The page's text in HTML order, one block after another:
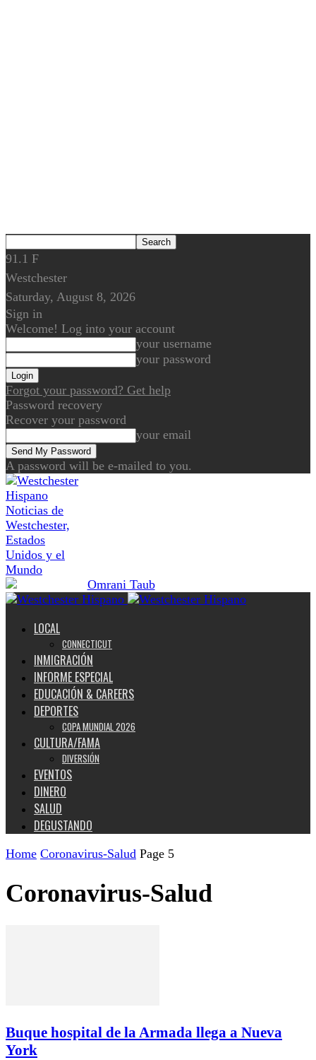
91.1 F
Westchester
Saturday, August 8, 2026
Sign in
Welcome! Log into your account
your username
your password
Forgot your password? Get help
Password recovery
Recover your password
your email
A password will be e-mailed to you.
Noticias de
Westchester,
Estados
Unidos y el
Mundo
LOCAL
CONNECTICUT
INMIGRACIÓN
INFORME ESPECIAL
EDUCACIÓN & CAREERS
DEPORTES
COPA MUNDIAL 2026
CULTURA/FAMA
DIVERSIÓN
EVENTOS
DINERO
SALUD
DEGUSTANDO
Home Coronavirus-Salud Page 5
Coronavirus-Salud
Buque hospital de la Armada llega a Nueva
York